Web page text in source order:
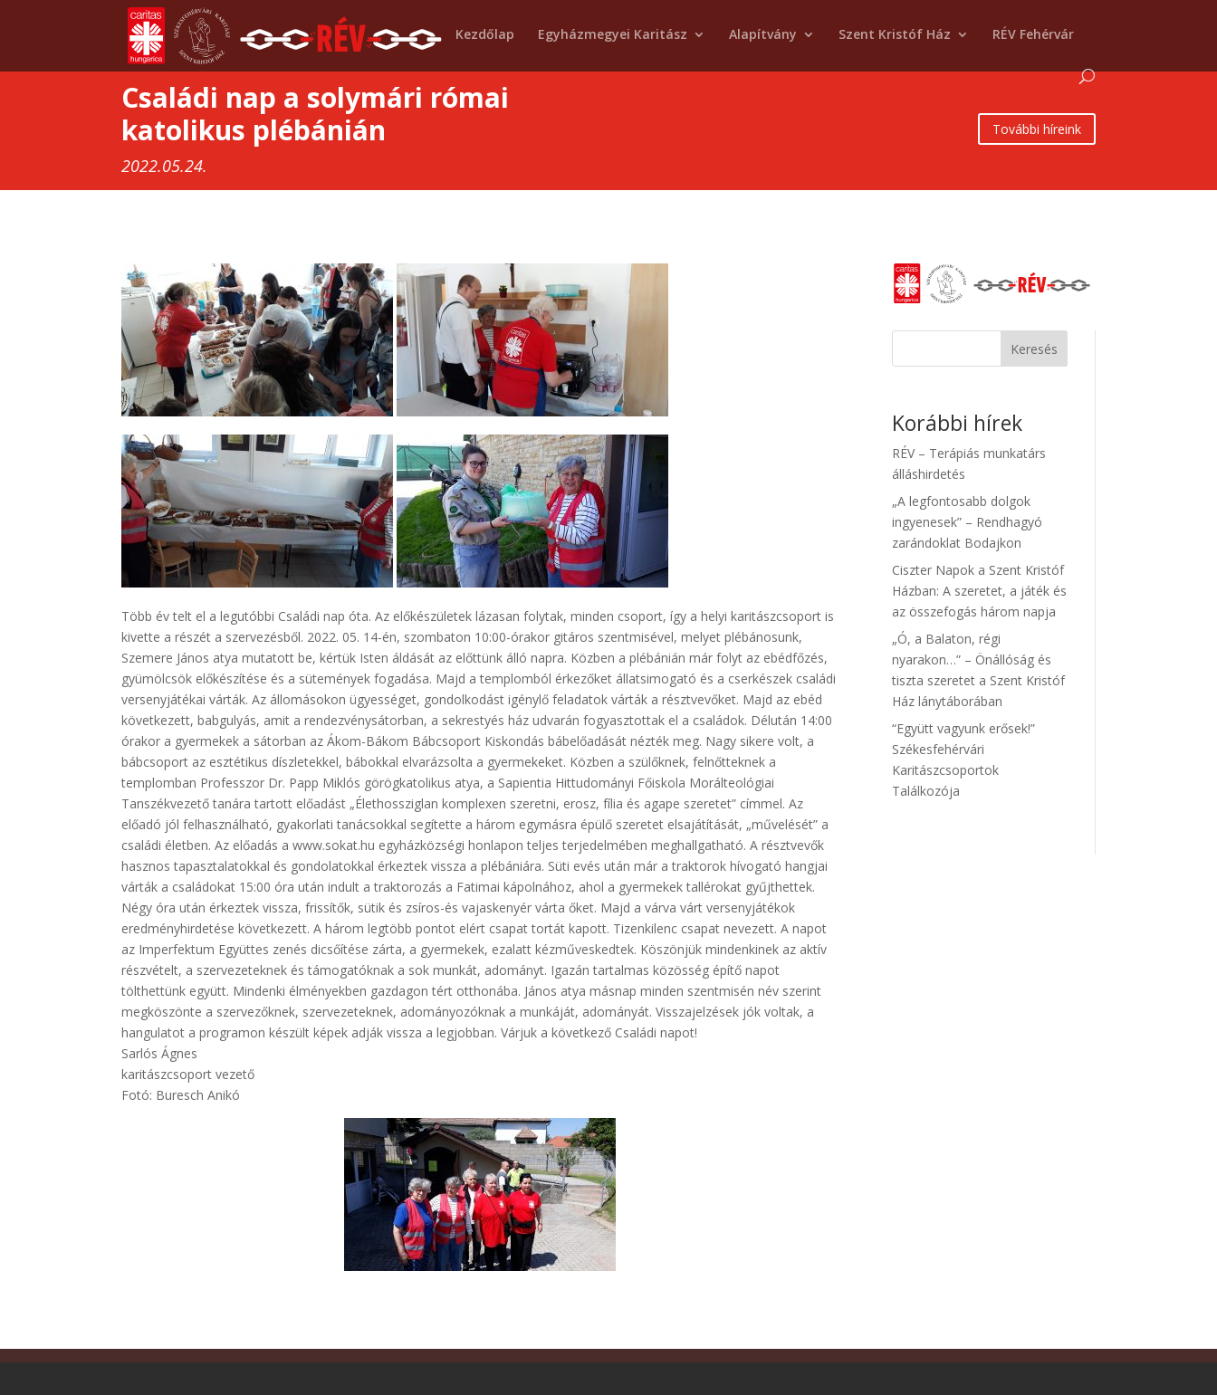
Kezdőlap Egyházmegyei Karitász Alapítvány Szent Kristóf Ház RÉV Fehérvár
Családi nap a solymári római
katolikus plébánián
2022.05.24.
További híreink
Több év telt el a legutóbbi Családi nap óta. Az előkészületek lázasan folytak, minden csoport, így a helyi karitászcsoport is
kivette a részét a szervezésből. 2022. 05. 14-én, szombaton 10:00-órakor gitáros szentmisével, melyet plébánosunk,
Szemere János atya mutatott be, kértük Isten áldását az előttünk álló napra. Közben a plébánián már folyt az ebédfőzés,
gyümölcsök előkészítése és a sütemények fogadása. Majd a templomból érkezőket állatsimogató és a cserkészek családi
versenyjátékai várták. Az állomásokon ügyességet, gondolkodást igénylő feladatok várták a résztvevőket. Majd az ebéd
következett, babgulyás, amit a rendezvénysátorban, a sekrestyés ház udvarán fogyasztottak el a családok. Délután 14:00
órakor a gyermekek a sátorban az Ákom-Bákom Bábcsoport Kiskondás bábelőadását nézték meg. Nagy sikere volt, a
bábcsoport az esztétikus díszletekkel, bábokkal elvarázsolta a gyermekeket. Közben a szülőknek, felnőtteknek a
templomban Professzor Dr. Papp Miklós görögkatolikus atya, a Sapientia Hittudományi Főiskola Morálteológiai
Tanszékvezető tanára tartott előadást „Élethossziglan komplexen szeretni, erosz, fília és agape szeretet” címmel. Az
előadó jól felhasználható, gyakorlati tanácsokkal segítette a három egymásra épülő szeretet elsajátítását, „művelését” a
családi életben. Az előadás a www.sokat.hu egyházközségi honlapon teljes terjedelmében meghallgatható. A résztvevők
hasznos tapasztalatokkal és gondolatokkal érkeztek vissza a plébániára. Süti evés után már a traktorok hívogató hangjai
várták a családokat 15:00 óra után indult a traktorozás a Fatimai kápolnához, ahol a gyermekek tallérokat gyűjthettek.
Négy óra után érkeztek vissza, frissítők, sütik és zsíros-és vajaskenyér várta őket. Majd a várva várt versenyjátékok
eredményhirdetése következett. A három legtöbb pontot elért csapat tortát kapott. Tizenkilenc csapat nevezett. A napot
az Imperfektum Együttes zenés dicsőítése zárta, a gyermekek, ezalatt kézműveskedtek. Köszönjük mindenkinek az aktív
részvételt, a szervezeteknek és támogatóknak a sok munkát, adományt. Igazán tartalmas közösség építő napot
tölthettünk együtt. Mindenki élményekben gazdagon tért otthonába. János atya másnap minden szentmisén név szerint
megköszönte a szervezőknek, szervezeteknek, adományozóknak a munkáját, adományát. Visszajelzések jók voltak, a
hangulatot a programon készült képek adják vissza a legjobban. Várjuk a következő Családi napot!
Sarlós Ágnes
karitászcsoport vezető
Fotó: Buresch Anikó
Keresés
Korábbi hírek
RÉV – Terápiás munkatárs
álláshirdetés
„A legfontosabb dolgok
ingyenesek” – Rendhagyó
zarándoklat Bodajkon
Ciszter Napok a Szent Kristóf
Házban: A szeretet, a játék és
az összefogás három napja
„Ó, a Balaton, régi
nyarakon…” – Önállóság és
tiszta szeretet a Szent Kristóf
Ház lánytáborában
“Együtt vagyunk erősek!”
Székesfehérvári
Karitászcsoportok
Találkozója